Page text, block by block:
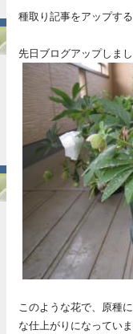
種取り記事をアップす
先日ブログアップしま
このような花で、原種
な仕上がりになってい